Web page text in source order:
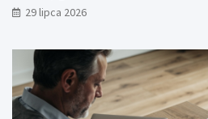
29 lipca 2026